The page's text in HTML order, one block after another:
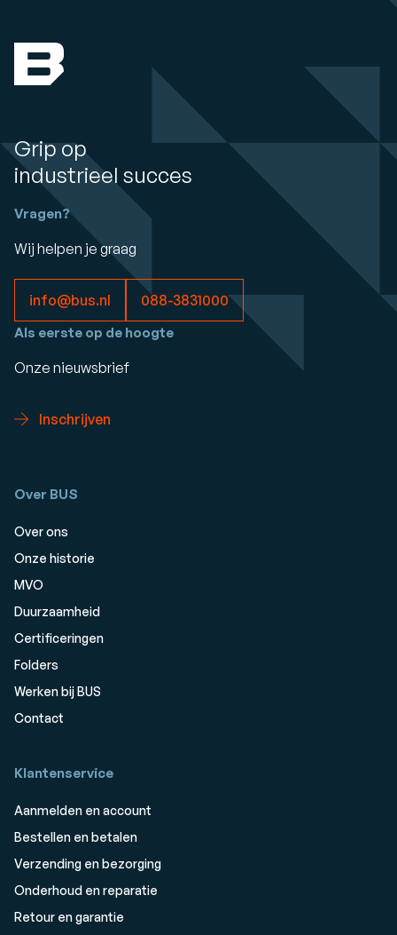
Grip op
industrieel succes
Vragen?
Wij helpen je graag
info@bus.nl 088-3831000
Als eerste op de hoogte
Onze nieuwsbrief
Inschrijven
Over BUS
Over ons
Onze historie
MVO
Duurzaamheid
Certificeringen
Folders
Werken bij BUS
Contact
Klantenservice
Aanmelden en account
Bestellen en betalen
Verzending en bezorging
Onderhoud en reparatie
Retour en garantie